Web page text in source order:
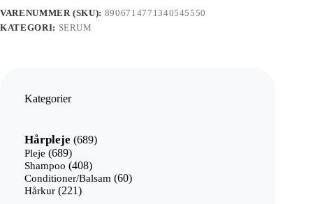
VARENUMMER (SKU): 8906714771340545550
KATEGORI: SERUM
Kategorier
Hårpleje 689689
Pleje 689689
varer
Shampoo 408408
varer
Conditioner/Balsam 6060
Hårkur 221221